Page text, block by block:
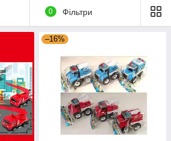
0 Фільтри
–16%